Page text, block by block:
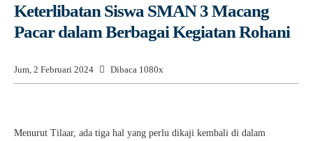
Keterlibatan Siswa SMAN 3 Macang
Pacar dalam Berbagai Kegiatan Rohani
Jum, 2 Februari 2024 Dibaca 1080x
Menurut Tilaar, ada tiga hal yang perlu dikaji kembali di dalam